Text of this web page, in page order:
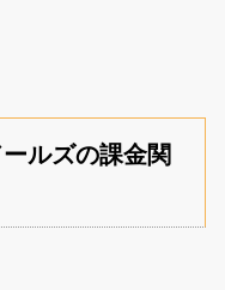
ルズの課金関